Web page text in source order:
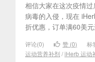
相信大家在这次疫情
病毒的入侵，现在
折优惠，订单满60美
评论(0) 赞 (0) 标
运动营养补剂 /iHerb 运动